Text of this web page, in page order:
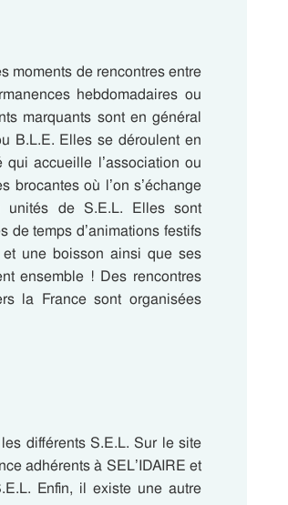
moments de rencontres entre
hebdomadaires ou
marquants sont en général
B.L.E. Elles se déroulent en
accueille l’association ou
brocantes où l’on s’échange
unités de S.E.L. Elles sont
de temps d’animations festifs
une boisson ainsi que ses
ensemble ! Des rencontres
la France sont organisées
différents S.E.L. Sur le site
adhérents à SEL’IDAIRE et
Enfin, il existe une autre